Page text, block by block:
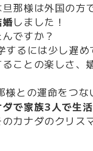
那様は外国の方
しました！
ですか？
するには少し遅
ことの楽しさ、
との運命をつ
で家族3人で生活
のカナダのクリス